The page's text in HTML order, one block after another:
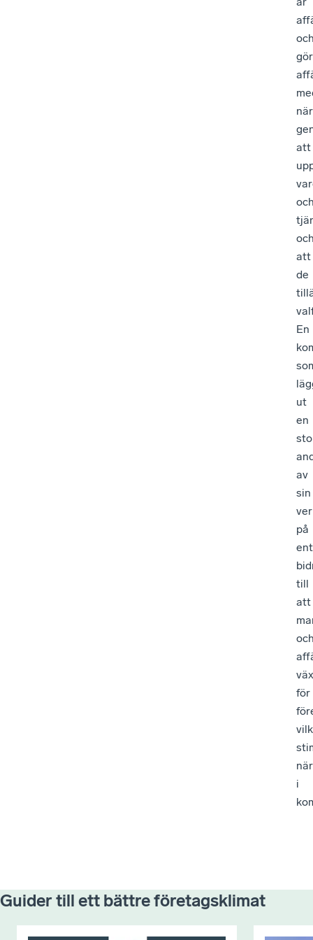
gör
att
att
de
En
ut
en
av
sin
på
till
att
för
i
Guider till ett bättre företagsklimat